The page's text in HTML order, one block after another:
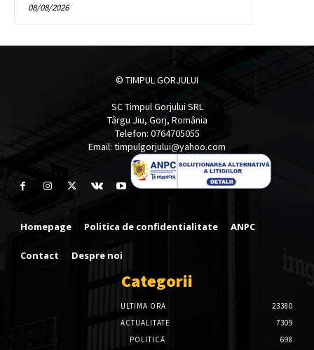
08/08/2026
© TIMPUL GORJULUI
SC Timpul Gorjului SRL
Târgu Jiu, Gorj, România
Telefon: 0764705055
Email: timpulgorjului@yahoo.com
Homepage Politica de confidentialitate ANPC
Contact Despre noi
Categorii
ULTIMA ORA
23380
ACTUALITATE
7309
POLITICĂ
698